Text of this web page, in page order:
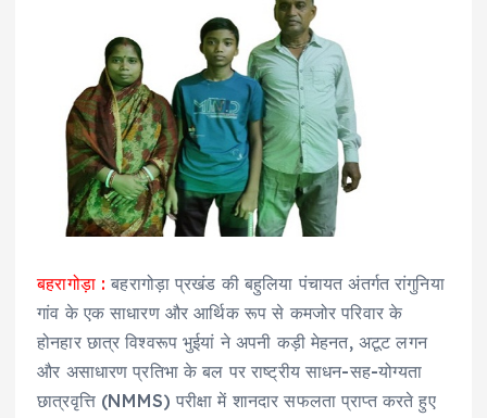
बहरागोड़ा : बहरागोड़ा प्रखंड की बहुलिया पंचायत अंतर्गत रांगुनिया
गांव के एक साधारण और आर्थिक रूप से कमजोर परिवार के
होनहार छात्र विश्वरूप भुईयां ने अपनी कड़ी मेहनत, अटूट लगन
और असाधारण प्रतिभा के बल पर राष्ट्रीय साधन-सह-योग्यता
छात्रवृत्ति (NMMS) परीक्षा में शानदार सफलता प्राप्त करते हुए